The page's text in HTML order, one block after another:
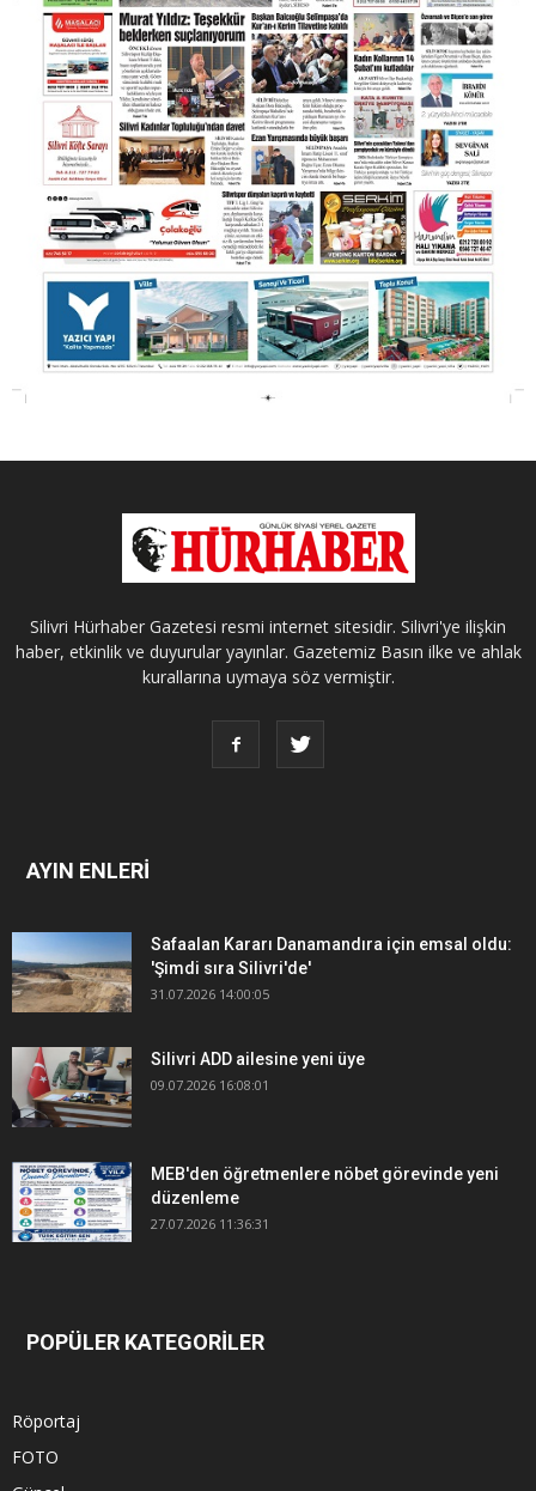
Silivri Hürhaber Gazetesi resmi internet sitesidir. Silivri'ye ilişkin
haber, etkinlik ve duyurular yayınlar. Gazetemiz Basın ilke ve ahlak
kurallarına uymaya söz vermiştir.
AYIN ENLERİ
Safaalan Kararı Danamandıra için emsal oldu:
'Şimdi sıra Silivri'de'
31.07.2026 14:00:05
Silivri ADD ailesine yeni üye
09.07.2026 16:08:01
MEB'den öğretmenlere nöbet görevinde yeni
düzenleme
27.07.2026 11:36:31
POPÜLER KATEGORİLER
Röportaj
FOTO